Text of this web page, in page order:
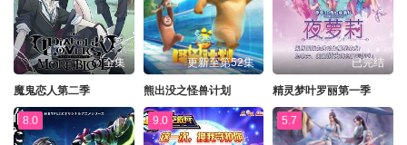
全集
魔鬼恋人第二季
更新至第52集
熊出没之怪兽计划
已完结
精灵梦叶罗丽第一季
8.0 9.0 5.7